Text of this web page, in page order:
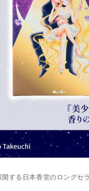
する日本香堂のロング